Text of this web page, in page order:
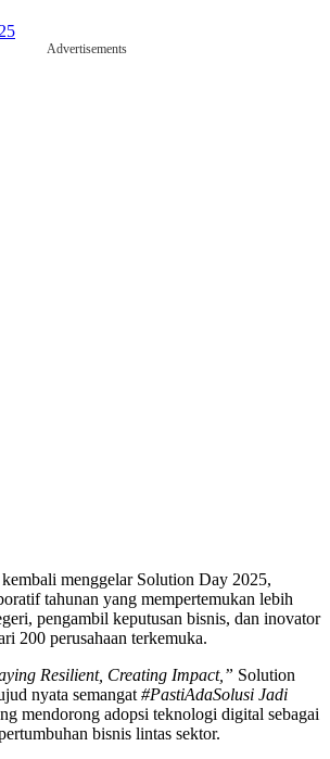
Advertisements
menggelar Solution Day 2025,
tahunan yang mempertemukan lebih
pengambil keputusan bisnis, dan inovator
200 perusahaan terkemuka.
Resilient, Creating Impact,” Solution
nyata semangat #PastiAdaSolusi Jadi
mendorong adopsi teknologi digital sebagai
bisnis lintas sektor.